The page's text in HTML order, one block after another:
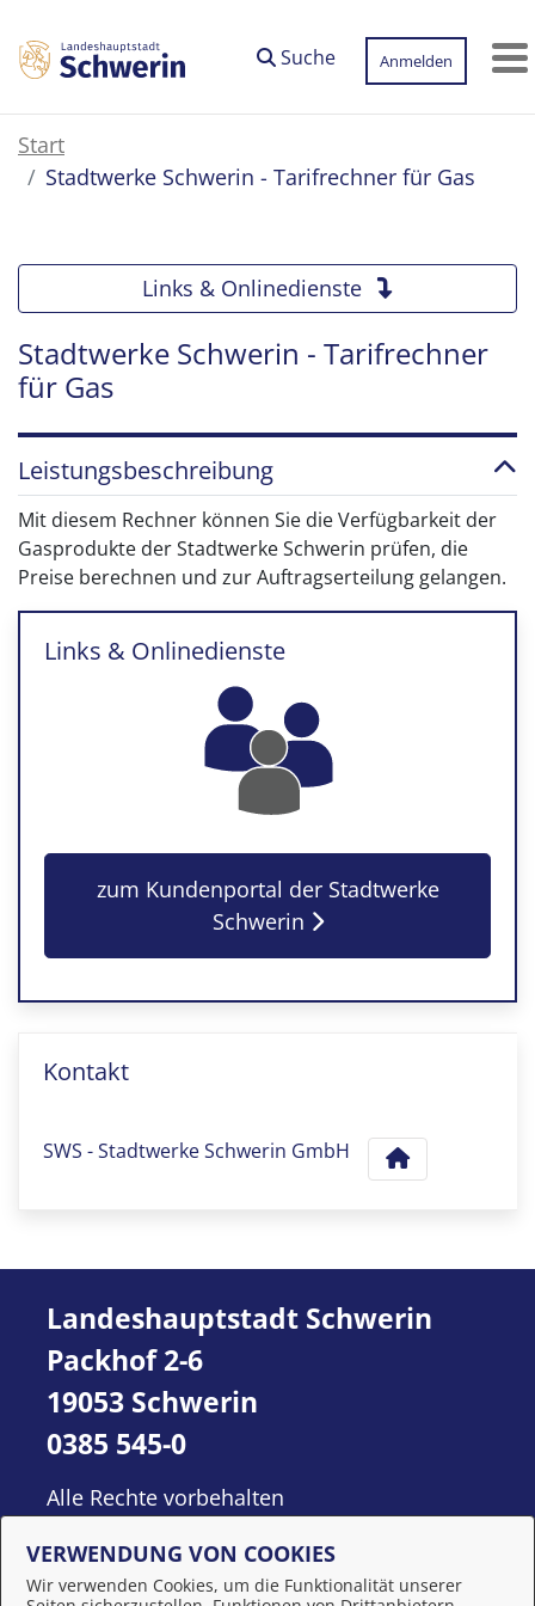
Suche
Anmelden
Start
Stadtwerke Schwerin - Tarifrechner für Gas
Links & Onlinedienste
Stadtwerke Schwerin - Tarifrechner
für Gas
Leistungsbeschreibung
Mit diesem Rechner können Sie die Verfügbarkeit der
Gasprodukte der Stadtwerke Schwerin prüfen, die
Preise berechnen und zur Auftragserteilung gelangen.
Links & Onlinedienste
zum Kundenportal der Stadtwerke
Schwerin
Kontakt
SWS - Stadtwerke Schwerin GmbH
Landeshauptstadt Schwerin
Packhof 2-6
19053 Schwerin
0385 545-0
Alle Rechte vorbehalten
VERWENDUNG VON COOKIES
Wir verwenden Cookies, um die Funktionalität unserer